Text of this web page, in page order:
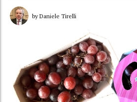
by Daniele Tirelli